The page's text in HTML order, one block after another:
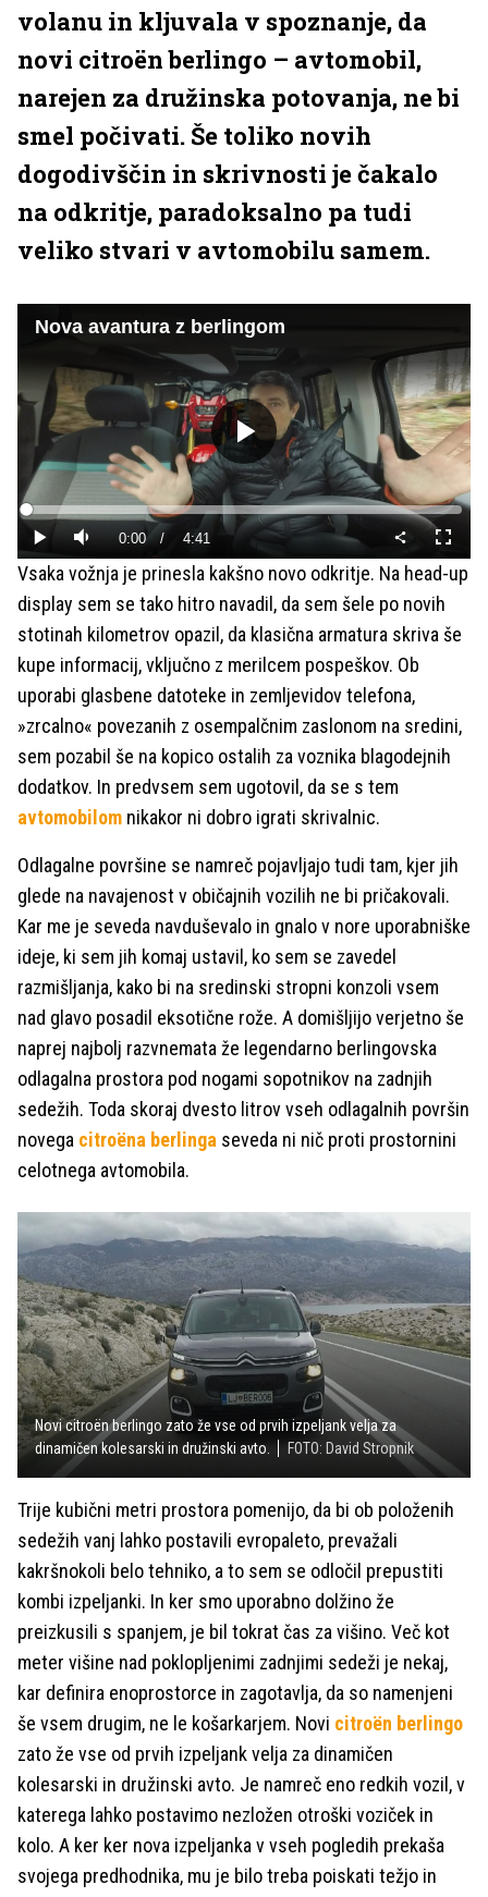
volanu in kljuvala v spoznanje, da
novi citroën berlingo – avtomobil,
narejen za družinska potovanja, ne bi
smel počivati. Še toliko novih
dogodivščin in skrivnosti je čakalo
na odkritje, paradoksalno pa tudi
veliko stvari v avtomobilu samem.
Nova avantura z berlingom
Predvajaj
PredvajajTiho Current
Time
0:00 / Duration
4:41
Loaded:
0.00%
način
Vsaka vožnja je prinesla kakšno novo odkritje. Na head-up
display sem se tako hitro navadil, da sem šele po novih
stotinah kilometrov opazil, da klasična armatura skriva še
kupe informacij, vključno z merilcem pospeškov. Ob
uporabi glasbene datoteke in zemljevidov telefona,
»zrcalno« povezanih z osempalčnim zaslonom na sredini,
sem pozabil še na kopico ostalih za voznika blagodejnih
dodatkov. In predvsem sem ugotovil, da se s tem
avtomobilom nikakor ni dobro igrati skrivalnic.
Odlagalne površine se namreč pojavljajo tudi tam, kjer jih
glede na navajenost v običajnih vozilih ne bi pričakovali.
Kar me je seveda navduševalo in gnalo v nore uporabniške
ideje, ki sem jih komaj ustavil, ko sem se zavedel
razmišljanja, kako bi na sredinski stropni konzoli vsem
nad glavo posadil eksotične rože. A domišljijo verjetno še
naprej najbolj razvnemata že legendarno berlingovska
odlagalna prostora pod nogami sopotnikov na zadnjih
sedežih. Toda skoraj dvesto litrov vseh odlagalnih površin
novega citroëna berlinga seveda ni nič proti prostornini
celotnega avtomobila.
Novi citroën berlingo zato že vse od prvih izpeljank velja za
dinamičen kolesarski in družinski avto.
FOTO: David Stropnik
Trije kubični metri prostora pomenijo, da bi ob položenih
sedežih vanj lahko postavili evropaleto, prevažali
kakršnokoli belo tehniko, a to sem se odločil prepustiti
kombi izpeljanki. In ker smo uporabno dolžino že
preizkusili s spanjem, je bil tokrat čas za višino. Več kot
meter višine nad poklopljenimi zadnjimi sedeži je nekaj,
kar definira enoprostorce in zagotavlja, da so namenjeni
še vsem drugim, ne le košarkarjem. Novi citroën berlingo
zato že vse od prvih izpeljank velja za dinamičen
kolesarski in družinski avto. Je namreč eno redkih vozil, v
katerega lahko postavimo nezložen otroški voziček in
kolo. A ker ker nova izpeljanka v vseh pogledih prekaša
svojega predhodnika, mu je bilo treba poiskati težjo in